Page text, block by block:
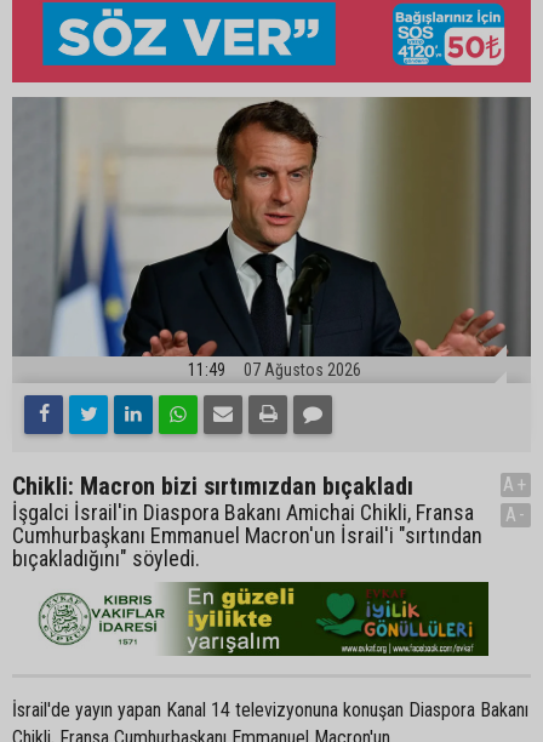
11:49 07 Ağustos 2026
Chikli: Macron bizi sırtımızdan bıçakladı
İşgalci İsrail'in Diaspora Bakanı Amichai Chikli, Fransa
Cumhurbaşkanı Emmanuel Macron'un İsrail'i "sırtından
bıçakladığını" söyledi.
A+
A-
İsrail'de yayın yapan Kanal 14 televizyonuna konuşan Diaspora Bakanı